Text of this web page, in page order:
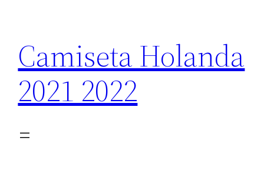
contenido
Camiseta Holanda
2021 2022